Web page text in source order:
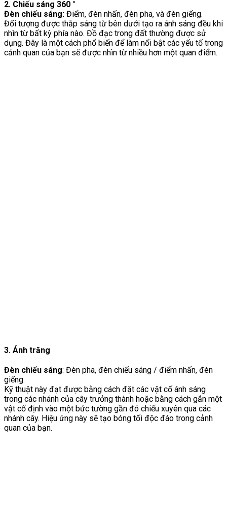
2. Chiếu sáng 360 °
Đèn chiếu sáng: Điểm, đèn nhấn, đèn pha, và đèn giếng.
Đối tượng được thắp sáng từ bên dưới tạo ra ánh sáng đều khi
nhìn từ bất kỳ phía nào. Đồ đạc trong đất thường được sử
dụng. Đây là một cách phổ biến để làm nổi bật các yếu tố trong
cảnh quan của bạn sẽ được nhìn từ nhiều hơn một quan điểm.
3. Ánh trăng
Đèn chiếu sáng: Đèn pha, đèn chiếu sáng / điểm nhấn, đèn
giếng.
Kỹ thuật này đạt được bằng cách đặt các vật cố ánh sáng
trong các nhánh của cây trưởng thành hoặc bằng cách gắn một
vật cố định vào một bức tường gần đó chiếu xuyên qua các
nhánh cây. Hiệu ứng này sẽ tạo bóng tối độc đáo trong cảnh
quan của bạn.